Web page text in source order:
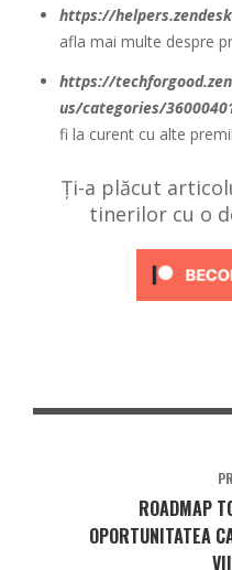
https://
afla mai multe despre
https://
us/categories/
fi la curent cu alte
Ți-a plăcut
tinerilor cu o
ROADMAP
OPORTUNITATEA